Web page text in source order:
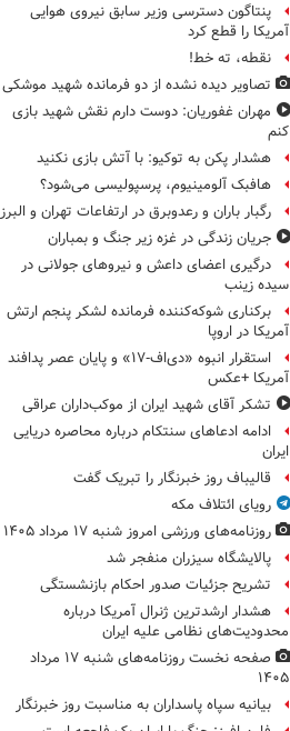
پنتاگون دسترسی وزیر سابق نیروی هوایی
آمریکا را قطع کرد
نقطه، ته خط!
تصاویر دیده‌ نشده از دو فرمانده شهید موشکی
مهران غفوریان: دوست دارم نقش شهید بازی
کنم
هشدار پکن به توکیو: با آتش بازی نکنید
هافبک آلومینیوم، پرسپولیسی می‌شود؟
رگبار باران و رعدوبرق در ارتفاعات تهران و البرز
جریان زندگی در غزه زیر جنگ و بمباران
درگیری اعضای داعش و نیروهای جولانی در
سیده زینب
برکناری شوکه‌کننده فرمانده لشکر پنجم ارتش
آمریکا در اروپا
استقرار انبوه «دی‌اف‑۱۷» و پایان عصر پدافند
آمریکا +عکس
تشکر آقای شهید ایران از موکب‌داران عراقی
ادامه ادعاهای سنتکام درباره محاصره دریایی
ایران
قالیباف روز خبرنگار را تبریک گفت
رویای ائتلاف مکه
روزنامه‌های ورزشی امروز ‌شنبه ۱۷ مرداد ۱۴۰۵
پالایشگاه سیزران منفجر شد
تشریح جزئیات صدور احکام بازنشستگی
هشدار ارشدترین ژنرال آمریکا درباره
محدودیت‌های نظامی علیه ایران
صفحه نخست روزنامه‌های شنبه ۱۷ مرداد
۱۴۰۵
بیانیه سپاه پاسداران به مناسبت روز خبرنگار